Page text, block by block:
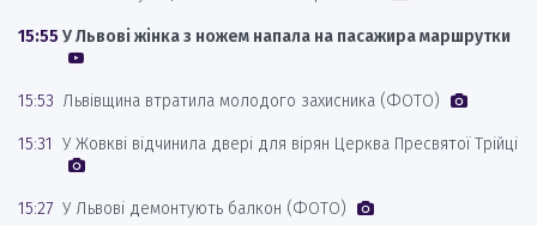
15:55 У Львові жінка з ножем напала на пасажира маршрутки
15:53 Львівщина втратила молодого захисника (ФОТО)
15:31 У Жовкві відчинила двері для вірян Церква Пресвятої Трійці
15:27 У Львові демонтують балкон (ФОТО)